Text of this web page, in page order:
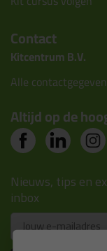
Contact
Kitcentrum B.V.
Alle
Altijd op de
Nieuws, tips en
inbox
Email